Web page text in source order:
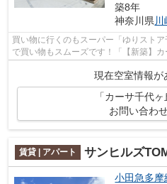
築8年
神奈川県
買い物に行くのもスーパー「ゆりスト
で買い物もスムーズです！「【新築】カーサ千代ヶ丘 B
探しならお気軽にお問い合わせくださ...
現在空室情報が
「カーサ千代
お問い合わ
賃貸 | アパート サンヒルズ
小田急多摩